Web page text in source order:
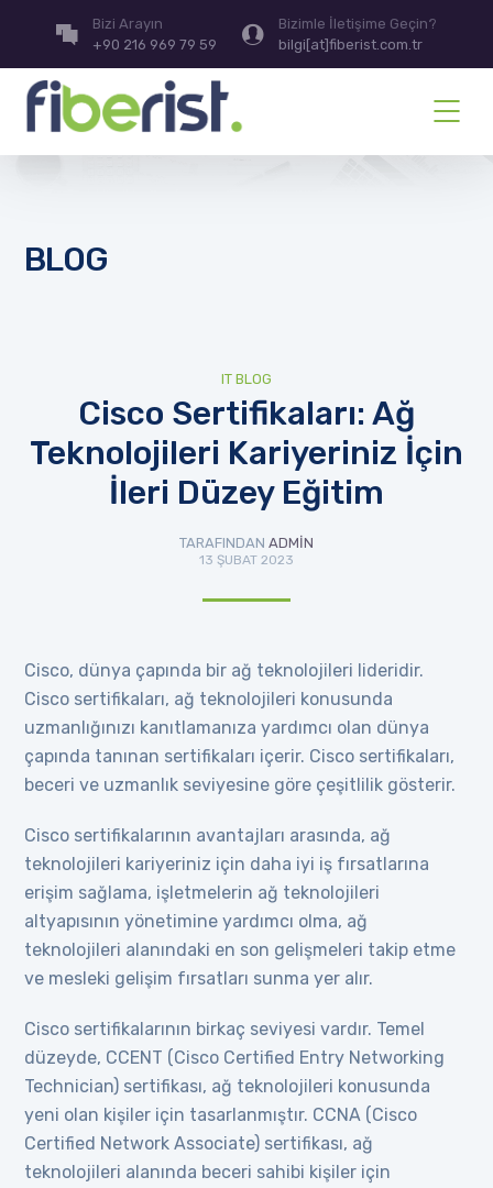
Bizi Arayın
+90 216 969 79 59
Bizimle İletişime Geçin?
bilgi[at]fiberist.com.tr
BLOG
IT BLOG
Cisco Sertifikaları: Ağ
Teknolojileri Kariyeriniz İçin
İleri Düzey Eğitim
TARAFINDAN ADMIN
13 ŞUBAT 2023
Cisco, dünya çapında bir ağ teknolojileri lideridir.
Cisco sertifikaları, ağ teknolojileri konusunda
uzmanlığınızı kanıtlamanıza yardımcı olan dünya
çapında tanınan sertifikaları içerir. Cisco sertifikaları,
beceri ve uzmanlık seviyesine göre çeşitlilik gösterir.
Cisco sertifikalarının avantajları arasında, ağ
teknolojileri kariyeriniz için daha iyi iş fırsatlarına
erişim sağlama, işletmelerin ağ teknolojileri
altyapısının yönetimine yardımcı olma, ağ
teknolojileri alanındaki en son gelişmeleri takip etme
ve mesleki gelişim fırsatları sunma yer alır.
Cisco sertifikalarının birkaç seviyesi vardır. Temel
düzeyde, CCENT (Cisco Certified Entry Networking
Technician) sertifikası, ağ teknolojileri konusunda
yeni olan kişiler için tasarlanmıştır. CCNA (Cisco
Certified Network Associate) sertifikası, ağ
teknolojileri alanında beceri sahibi kişiler için